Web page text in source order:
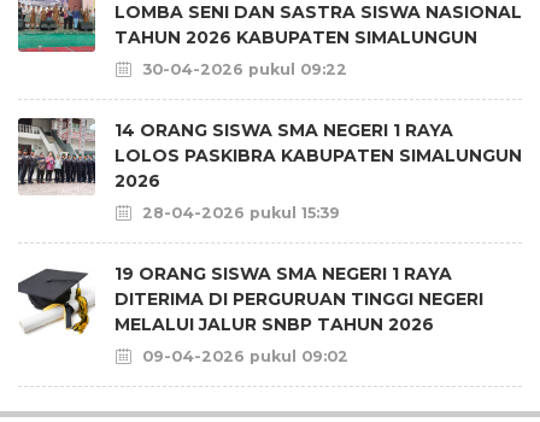
LOMBA SENI DAN SASTRA SISWA NASIONAL
TAHUN 2026 KABUPATEN SIMALUNGUN
30-04-2026 pukul 09:22
14 ORANG SISWA SMA NEGERI 1 RAYA
LOLOS PASKIBRA KABUPATEN SIMALUNGUN
2026
28-04-2026 pukul 15:39
19 ORANG SISWA SMA NEGERI 1 RAYA
DITERIMA DI PERGURUAN TINGGI NEGERI
MELALUI JALUR SNBP TAHUN 2026
09-04-2026 pukul 09:02